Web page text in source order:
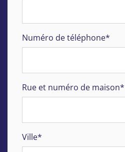
Numéro de téléphone*
Rue et numéro de maison*
Ville*